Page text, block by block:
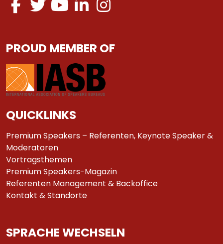
PROUD MEMBER OF
QUICKLINKS
Premium Speakers – Referenten, Keynote Speaker &
Moderatoren
Vortragsthemen
Premium Speakers-Magazin
Referenten Management & Backoffice
Kontakt & Standorte
SPRACHE WECHSELN